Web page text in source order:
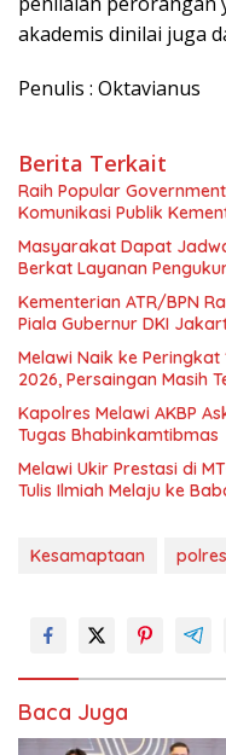
akademis dinilai juga
Penulis : Oktavianus
Berita Terkait
Raih Popular
Komunikasi Publik
Masyarakat Dapat
Berkat Layanan
Kementerian ATR/BPN
Piala Gubernur DKI
Melawi Naik ke Peringkat
2026, Persaingan Masih
Kapolres Melawi AKBP
Tugas Bhabinkamtibmas
Melawi Ukir Prestasi di
Tulis Ilmiah Melaju ke
Kesamaptaan
Baca Juga